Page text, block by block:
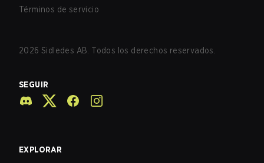
Términos de servicio
2026 Sidledes AB. Todos los derechos reservados.
SEGUIR
EXPLORAR